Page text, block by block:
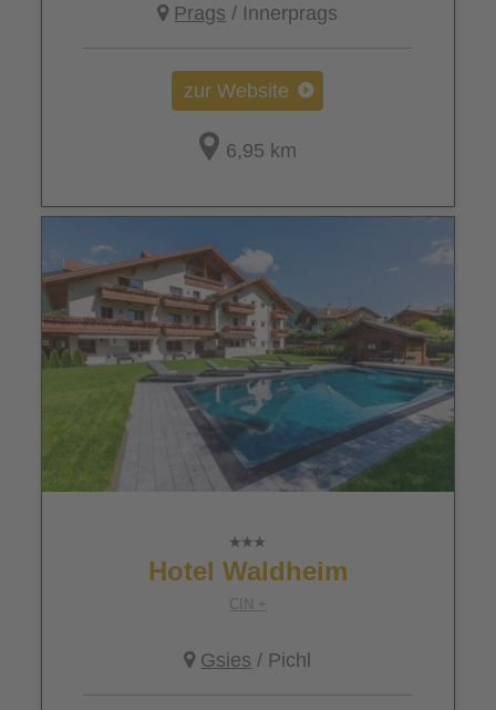
Prags / Innerprags
zur Website
6,95 km
Hotel Waldheim
CIN +
Gsies / Pichl